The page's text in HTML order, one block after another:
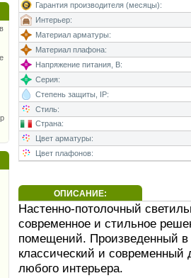
Гарантия производителя (месяцы):
Интерьер:
Материал арматуры:
Материал плафона:
Напряжение питания, В:
Серия:
Степень защиты, IP:
Стиль:
Страна:
Цвет арматуры:
Цвет плафонов:
ОПИСАНИЕ:
Настенно-потолочный
современное и стильное
помещений. Произведенный в
классический и современный
любого интерьера.